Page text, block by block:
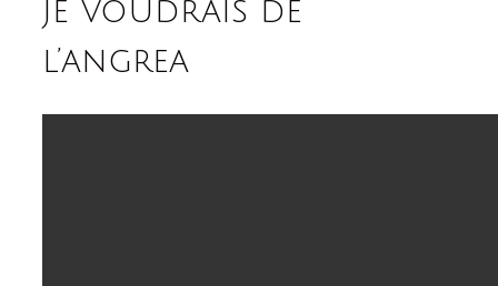
je voudrais de
l’angrea